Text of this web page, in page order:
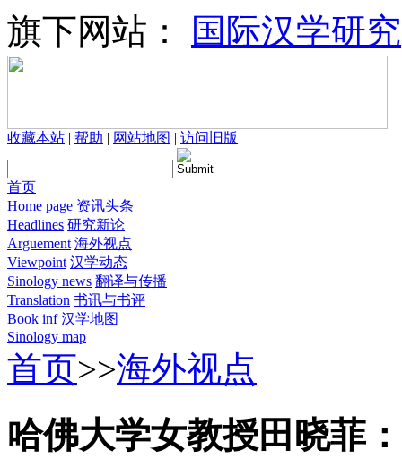
旗下网站： 国际汉学研究
收藏本站 | 帮助 | 网站地图 | 访问旧版
首页
Home page 资讯头条
Headlines 研究新论
Arguement 海外视点
Viewpoint 汉学动态
Sinology news 翻译与传播
Translation 书讯与书评
Book inf 汉学地图
Sinology map
首页>>海外视点
哈佛大学女教授田晓菲